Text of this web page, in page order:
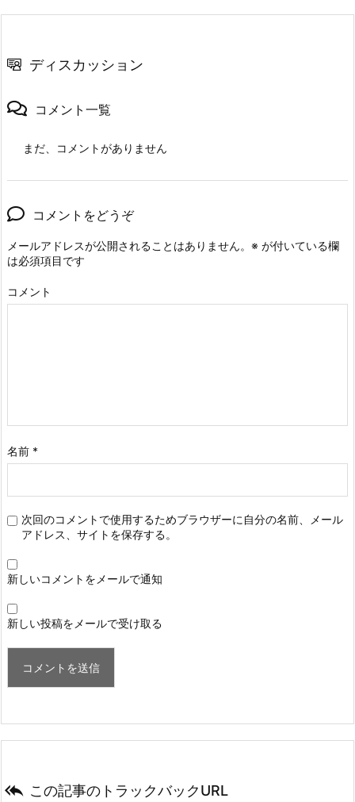
ディスカッション
コメント一覧
まだ、コメントがありません
コメントをどうぞ
メールアドレスが公開されることはありません。 ※ が付いている欄
は必須項目です
コメント
名前 *
次回のコメントで使用するためブラウザーに自分の名前、メール
アドレス、サイトを保存する。
新しいコメントをメールで通知
新しい投稿をメールで受け取る
 この記事のトラックバックURL